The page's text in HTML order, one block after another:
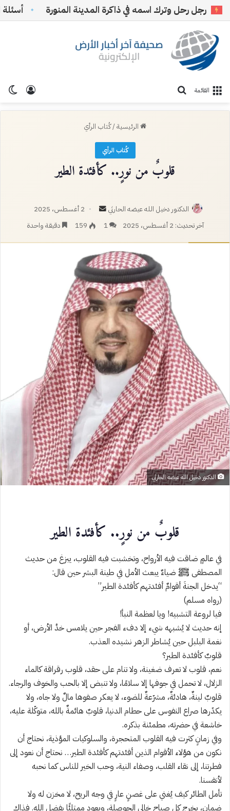
رجل رحل وترك اسمه في ذاكرة المدينة المنورة أسئلة
تسجيل القائمة
الرئيسية/كُتاب الرأي
كُتاب الرأي
قلوبٌ من نورٍ.. كأفئدة الطير
الدكتور دخيل الله عيضه الحارثي
أرسل
بريدا
2 أغسطس، 2025
آخر تحديث: 2 أغسطس، 2025
1
159 دقيقة واحدة
الدكتور دخيل الله عيضه الحارثي
قلوبٌ من نورٍ.. كأفئدة الطير
في عالمٍ ضاقت فيه الأرواح، وتخشبت فيه القلوب، يبزغ من حديث
المصطفى ﷺ ضياءٌ يبعث الأمل في طينة البشر حين قال:
“يدخل الجنةَ أقوامٌ أفئدتهم كأفئدة الطير”
(رواه مسلم)
فيا لروعة التشبيه! ويا لعظمة النبأ!
إنه حديث لا يُشبهه شيء إلا دفء الفجر حين يلامس خدَّ الأرض، أو
نغمة البلبل حين يُشاطر الزهر نشيده العذب.
قلوبٌ كأفئدة الطير؟
نعم، قلوب لا تعرف ضغينة، ولا تنام على حقد، قلوب رقراقة كالماء
الزلال، لا تحمل في جوفها إلا سلامًا، ولا تنبض إلا بالحب والخوف والرجاء.
قلوبٌ لينةٌ، هادئةٌ، مشرّعةٌ للضوء، لا يعكر صفوها مالٌ ولا جاه، ولا
يكدّرها صراع النفوس على حطام الدنيا، قلوبٌ هائمةٌ بالله، متوكّلة عليه،
خاشعة في حضرته، مطمئنة بذكره.
وفي زمانٍ كثرت فيه القلوب المتحجرة، والسلوكيات المؤذية، نحتاج أن
نكون من هؤلاء الأقوام الذين أفئدتهم كأفئدة الطير… نحتاج أن نعود إلى
فطرتنا، إلى نقاء القلب، وصفاء النية، وحب الخير للناس كما نحبه
لأنفسنا.
تأمل الطائر كيف يُغني على غصنٍ عارٍ في وجه الريح، لا مخزن له ولا
ضمان، يخرج كل صباحٍ خالي الحوصلة، ويعود ممتلئًا بفضل الله. فذاك